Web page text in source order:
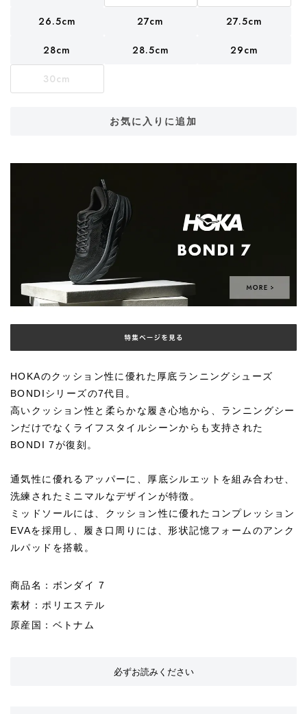
26.5cm 27cm 27.5cm
28cm 28.5cm 29cm
30cm
お気に入りに追加
HOKAのクッション性に優れた厚底ランニングシューズ
BONDIシリーズの7代目。
高いクッション性と柔らかな履き心地から、ランニングシー
ンだけでなくライフスタイルシーンからも支持された
BONDI 7が復刻。
通気性に優れるアッパーに、厚底シルエットを組み合わせ、
洗練されたミニマルなデザインが特徴。
ミッドソールには、クッション性に優れたコンプレッション
EVAを採用し、履き口周りには、形状記憶フォームのアンク
ルパッドを搭載。
商品名：ボンダイ 7
素材：ポリエステル
原産国：ベトナム
必ずお読みください